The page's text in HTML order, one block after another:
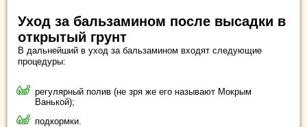
Уход за бальзамином после высадки в
открытый грунт
В дальнейший в уход за бальзамином входят следующие
процедуры:
регулярный полив (не зря же его называют Мокрым
Ванькой);
подкормки.